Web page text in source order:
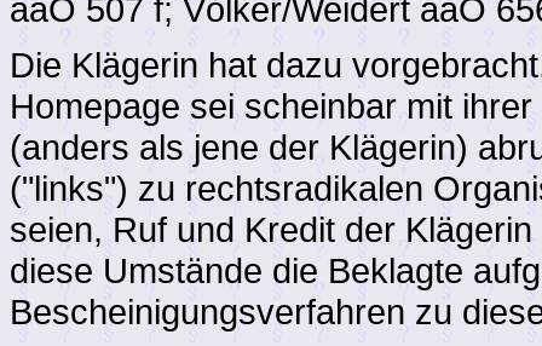
aaO 507 f; Völker/Weidert aaO
Die Klägerin hat dazu
Homepage sei scheinbar mit
(anders als jene der Klägerin)
("links") zu rechtsradikalen
seien, Ruf und Kredit der
diese Umstände die Beklagte
Bescheinigungsverfahren zu